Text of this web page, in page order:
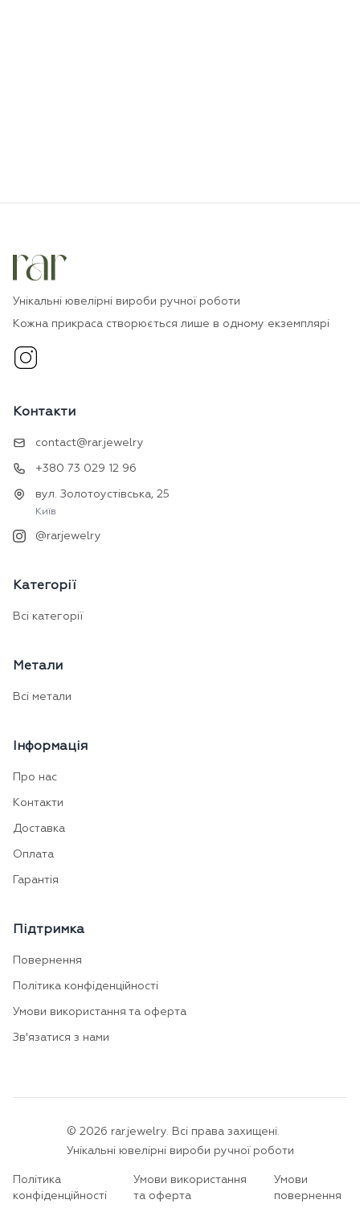
Унікальні ювелірні вироби ручної роботи
Кожна прикраса створюється лише в одному екземплярі
Контакти
contact@rar.jewelry
+380 73 029 12 96
вул. Золотоустівська, 25
Київ
@rarjewelry
Категорії
Всі категорії
Метали
Всі метали
Інформація
Про нас
Контакти
Доставка
Оплата
Гарантія
Підтримка
Повернення
Політика конфіденційності
Умови використання та оферта
Зв'язатися з нами
© 2026 rar.jewelry. Всі права захищені.
Унікальні ювелірні вироби ручної роботи
Політика
конфіденційності
Умови використання
та оферта
Умови
повернення